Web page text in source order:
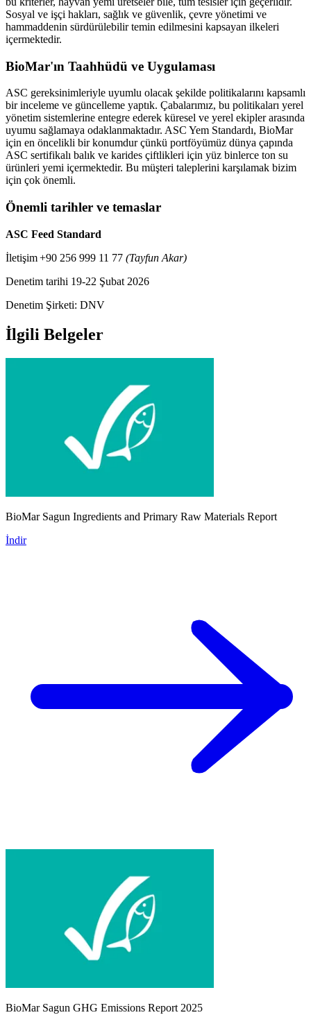
Sosyal ve işçi hakları, sağlık ve güvenlik, çevre yönetimi ve
hammaddenin sürdürülebilir temin edilmesini kapsayan ilkeleri
içermektedir.
BioMar'ın Taahhüdü ve Uygulaması
ASC gereksinimleriyle uyumlu olacak şekilde politikalarını kapsamlı
bir inceleme ve güncelleme yaptık. Çabalarımız, bu politikaları yerel
yönetim sistemlerine entegre ederek küresel ve yerel ekipler arasında
uyumu sağlamaya odaklanmaktadır. ASC Yem Standardı, BioMar
için en öncelikli bir konumdur çünkü portföyümüz dünya çapında
ASC sertifikalı balık ve karides çiftlikleri için yüz binlerce ton su
ürünleri yemi içermektedir. Bu müşteri taleplerini karşılamak bizim
için çok önemli.
Önemli tarihler ve temaslar
ASC Feed Standard
İletişim +90 256 999 11 77 (Tayfun Akar)
Denetim tarihi 19-22 Şubat 2026
Denetim Şirketi: DNV
İlgili Belgeler
BioMar Sagun Ingredients and Primary Raw Materials Report
İndir
BioMar Sagun GHG Emissions Report 2025